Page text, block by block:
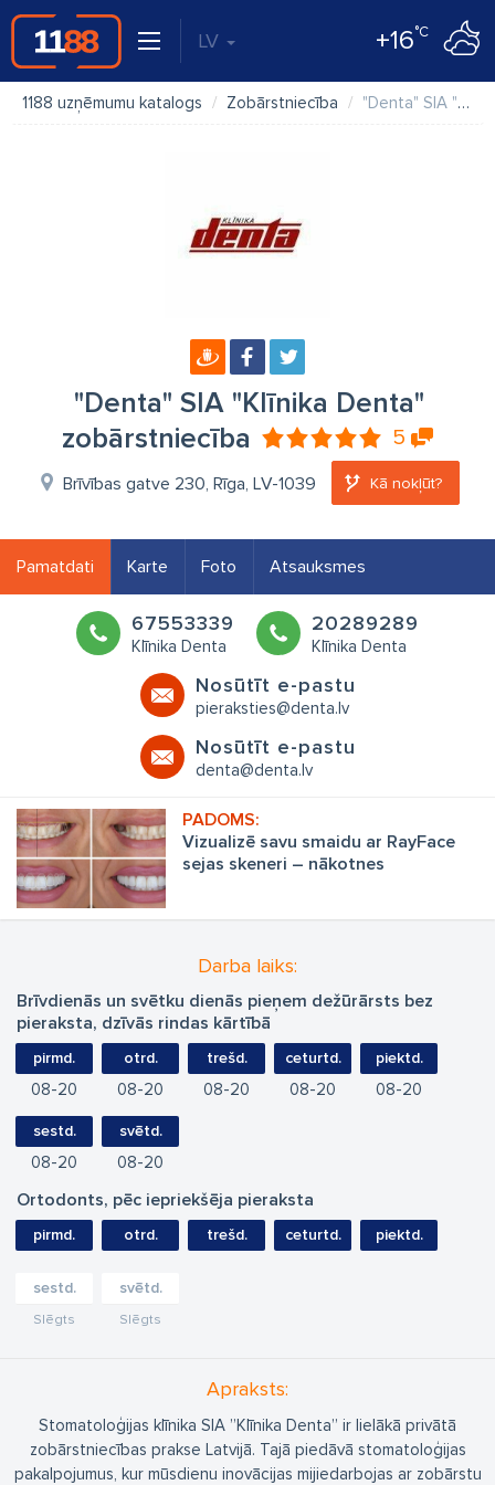
LV +16°C
1188 uzņēmumu katalogs Zobārstniecība "Denta" SIA "Klīnika Denta" zobārstniecība
"Denta" SIA "Klīnika Denta"
zobārstniecība
5
Brīvības gatve 230, Rīga, LV-1039 Kā nokļūt?
Pamatdati Karte Foto Atsauksmes
67553339
Klīnika Denta
20289289
Klīnika Denta
Nosūtīt e-pastu
pieraksties@denta.lv
Nosūtīt e-pastu
denta@denta.lv
Vizualizē savu smaidu ar RayFace
sejas skeneri – nākotnes
Darba laiks:
Brīvdienās un svētku dienās pieņem dežūrārsts bez
pieraksta, dzīvās rindas kārtībā
pirmd.
08 20
otrd.
08 20
trešd.
08 20
ceturtd.
08 20
piektd.
08 20
sestd.
08 20
svētd.
08 20
Ortodonts, pēc iepriekšēja pieraksta
pirmd. otrd. trešd. ceturtd. piektd.
sestd.
Slēgts
svētd.
Slēgts
Apraksts:
Stomatoloģijas klīnika SIA ”Klīnika Denta” ir lielākā privātā
zobārstniecības prakse Latvijā. Tajā piedāvā stomatoloģijas
pakalpojumus, kur mūsdienu inovācijas mijiedarbojas ar zobārstu